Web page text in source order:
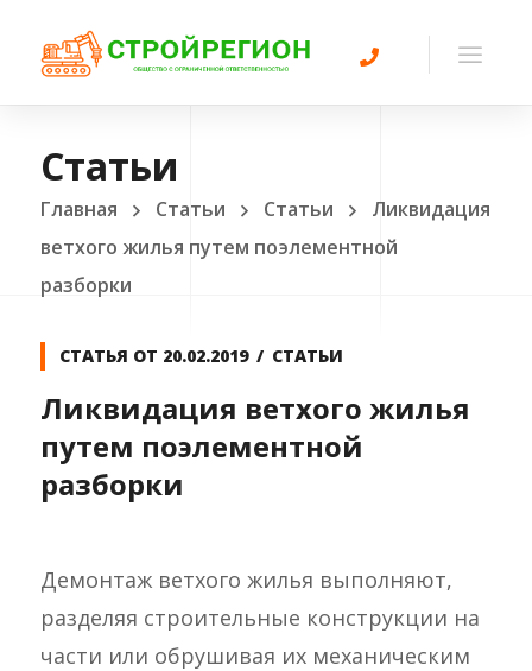
Статьи
Главная Статьи Статьи
Ликвидация
ветхого жилья путем поэлементной
разборки
СТАТЬЯ ОТ 20.02.2019 СТАТЬИ
Ликвидация ветхого жилья
путем поэлементной
разборки
Демонтаж ветхого жилья выполняют,
разделяя строительные конструкции на
части или обрушивая их механическим